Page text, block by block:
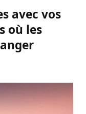
avec vos
où les